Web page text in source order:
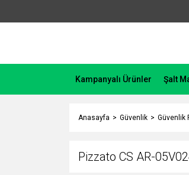
Kampanyalı Ürünler Şalt
Anasayfa Güvenlik Güvenlik
Pizzato CS AR-